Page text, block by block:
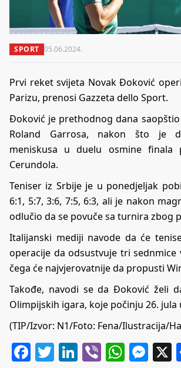
SPORT 05.06.2024.
Prvi reket svijeta Novak Đoković
Parizu, prenosi Gazzeta dello Sport.
Đoković je prethodnog dana saopštio
Roland Garrosa, nakon što je
meniskusa u duelu osmine finala
Cerundola.
Teniser iz Srbije je u ponedjeljak
6:1, 5:7, 3:6, 7:5, 6:3, ali je nakon
odlučio da se povuče sa turnira zbog
Italijanski mediji navode da će
operacije da odsustvuje tri sednmice
čega će najvjerovatnije da propusti
Takođe, navodi se da Đoković želi
Olimpijskih igara, koje počinju 26. jula
(TIP/Izvor: N1/Foto: Fena/Ilustracija/
Facebook
Twitter
LinkedIn
Viber